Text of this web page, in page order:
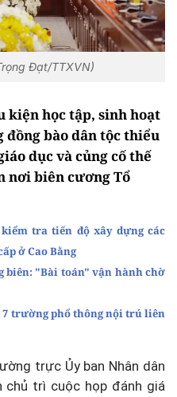
Đạt/TTXVN)
kiện học tập, sinh hoạt
đồng bào dân tộc thiểu
dục và củng cố thế
nơi biên cương Tổ
tra tiến độ xây dựng các
ở Cao Bằng
"Bài toán" vận hành chờ
7 trường phổ thông nội trú liên
trực Ủy ban Nhân dân
chủ trì cuộc họp đánh giá